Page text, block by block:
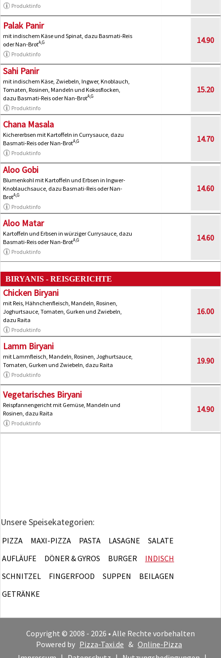
Produktinfo
Palak Panir
mit indischem Käse und Spinat, dazu Basmati-Reis
oder Nan-BrotA,G
Produktinfo
14.90
Sahi Panir
mit indischem Käse, Zwiebeln, Ingwer, Knoblauch,
Tomaten, Rosinen, Mandeln und Kokosflocken,
dazu Basmati-Reis oder Nan-BrotA,G
Produktinfo
15.20
Chana Masala
Kichererbsen mit Kartoffeln in Currysauce, dazu
Basmati-Reis oder Nan-BrotA,G
Produktinfo
14.70
Aloo Gobi
Blumenkohl mit Kartoffeln und Erbsen in Ingwer-
Knoblauchsauce, dazu Basmati-Reis oder Nan-
BrotA,G
Produktinfo
14.60
Aloo Matar
Kartoffeln und Erbsen in würziger Currysauce, dazu
Basmati-Reis oder Nan-BrotA,G
Produktinfo
14.60
BIRYANIS - REISGERICHTE
Chicken Biryani
mit Reis, Hähnchenfleisch, Mandeln, Rosinen,
Joghurtsauce, Tomaten, Gurken und Zwiebeln,
dazu Raita
Produktinfo
16.00
Lamm Biryani
mit Lammfleisch, Mandeln, Rosinen, Joghurtsauce,
Tomaten, Gurken und Zwiebeln, dazu Raita
Produktinfo
19.90
Vegetarisches Biryani
Reispfannengericht mit Gemüse, Mandeln und
Rosinen, dazu Raita
Produktinfo
14.90
Unsere Speisekategorien:
PIZZA MAXI-PIZZA PASTA LASAGNE
SALATE
AUFLÄUFE
DÖNER & GYROS BURGER
INDISCH
SCHNITZEL
FINGERFOOD SUPPEN
BEILAGEN
GETRÄNKE
Copyright © 2008 - 2026 • Alle Rechte vorbehalten
Powered by Pizza-Taxi.de & Online-Pizza